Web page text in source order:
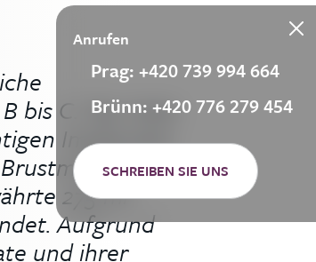
bis C. Das habe
Implantate
275-ml-
Aufgrund
und ihrer
Anrufen
Prag: +420 739 994 664
Brünn: +420 776 279 454
SCHREIBEN SIE UNS